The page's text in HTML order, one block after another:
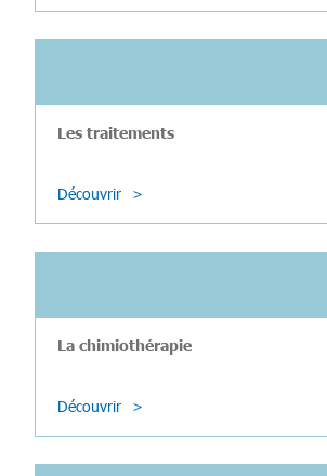
Les traitements
Découvrir
La chimiothérapie
Découvrir